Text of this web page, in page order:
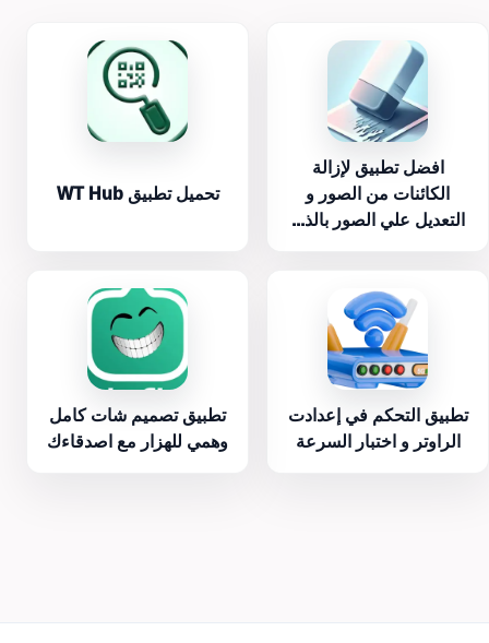
افضل تطبيق لإزالة
الكائنات من الصور و
التعديل علي الصور بالذ...
تحميل تطبيق WT Hub
تطبيق التحكم في إعدادت
الراوتر و اختبار السرعة
تطبيق تصميم شات كامل
وهمي للهزار مع اصدقاءك